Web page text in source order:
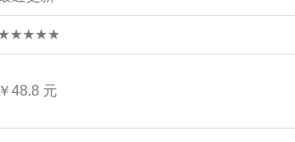
￥48.8 元